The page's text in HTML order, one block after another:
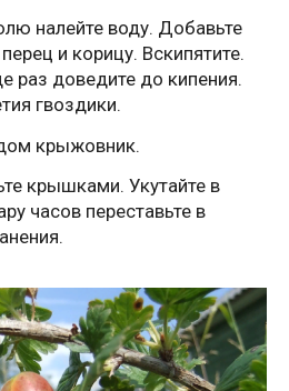
налейте воду. Добавьте
и корицу. Вскипятите.
раз доведите до кипения.
гвоздики.
крыжовник.
крышками. Укутайте в
часов переставьте в